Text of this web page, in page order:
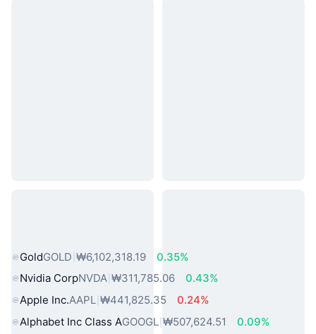
GoldGOLD ₩6,102,318.19
0.35%
Nvidia CorpNVDA ₩311,785.06
0.43%
Apple Inc.AAPL ₩441,825.35
0.24%
Alphabet Inc Class AGOOGL ₩507,624.51 0.09%